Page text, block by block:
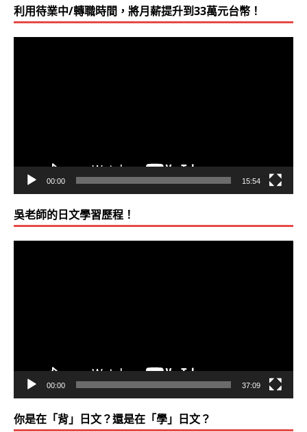
利用待業中/轉職時間，將月薪提升到33萬元台幣！
00:00 15:54
吳老師的日文學習歷程！
00:00 37:09
你是在「背」日文？還是在「學」日文？